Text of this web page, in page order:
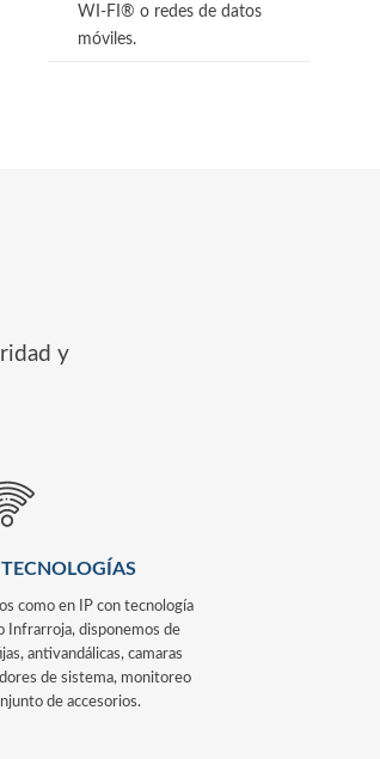
WI-FI® o redes de datos
móviles.
y
como en IP con tecnología
Infrarroja, disponemos de
antivandálicas, camaras
de sistema, monitoreo
de accesorios.